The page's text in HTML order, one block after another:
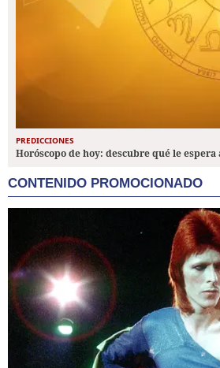
PREDICCIONES
Horóscopo de hoy: descubre qué le espera
CONTENIDO PROMOCIONADO